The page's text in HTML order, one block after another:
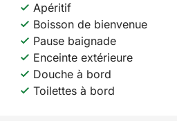
Apéritif
Boisson de bienvenue
Pause baignade
Enceinte extérieure
Douche à bord
Toilettes à bord